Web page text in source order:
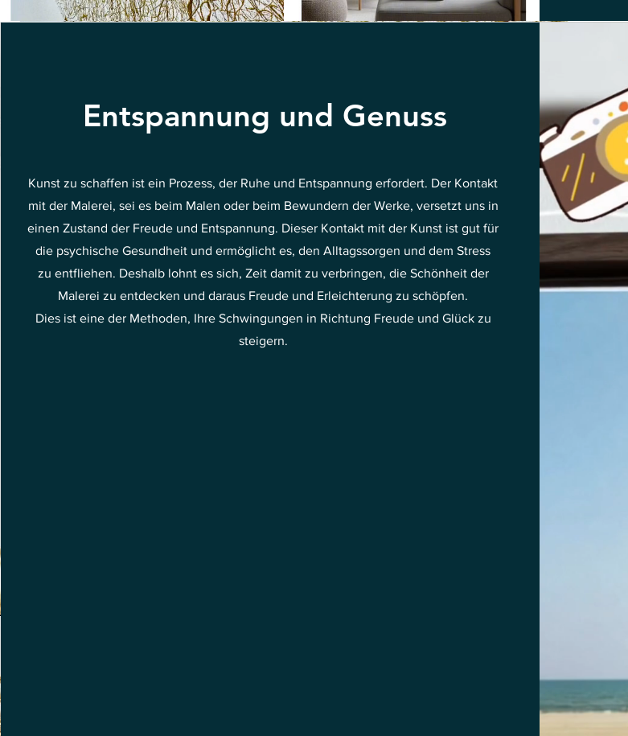
Entspannung und Genuss
Kunst zu schaffen ist ein Prozess, der Ruhe und Entspannung erfordert. Der Kontakt
mit der Malerei, sei es beim Malen oder beim Bewundern der Werke, versetzt uns in
einen Zustand der Freude und Entspannung. Dieser Kontakt mit der Kunst ist gut für
die psychische Gesundheit und ermöglicht es, den Alltagssorgen und dem Stress
zu entfliehen. Deshalb lohnt es sich, Zeit damit zu verbringen, die Schönheit der
Malerei zu entdecken und daraus Freude und Erleichterung zu schöpfen.
Dies ist eine der Methoden, Ihre Schwingungen in Richtung Freude und Glück zu
steigern.